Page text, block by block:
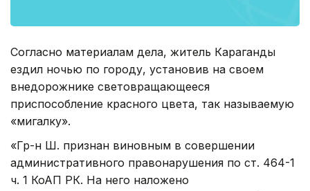
Согласно материалам дела, житель Караганды
ездил ночью по городу, установив на своем
внедорожнике световращающееся
приспособление красного цвета, так называемую
«мигалку».
«Гр-н Ш. признан виновным в совершении
административного правонарушения по ст. 464-1
ч. 1 КоАП РК. На него наложено